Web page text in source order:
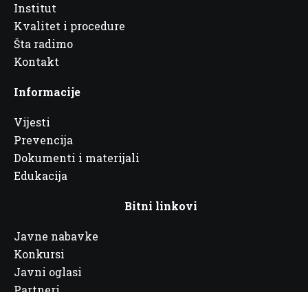
Institut
Kvalitet i procedure
Šta radimo
Kontakt
Informacije
Vijesti
Prevencija
Dokumenti i materijali
Edukacija
Bitni linkovi
Javne nabavke
Konkursi
Javni oglasi